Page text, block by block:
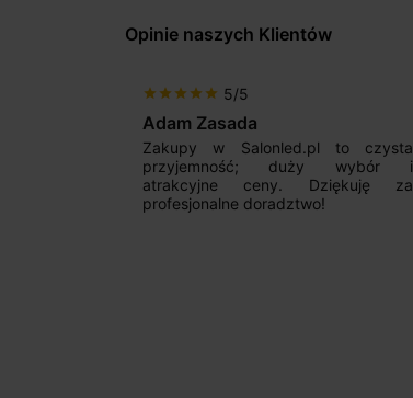
Opinie naszych Klientów
star star star star star 5/5
Adam Zasada
Zakupy w Salonled.pl to czysta
przyjemność; duży wybór i
atrakcyjne ceny. Dziękuję za
profesjonalne doradztwo!